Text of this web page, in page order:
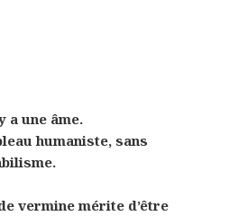
a une âme.
humaniste, sans
vermine mérite d’être